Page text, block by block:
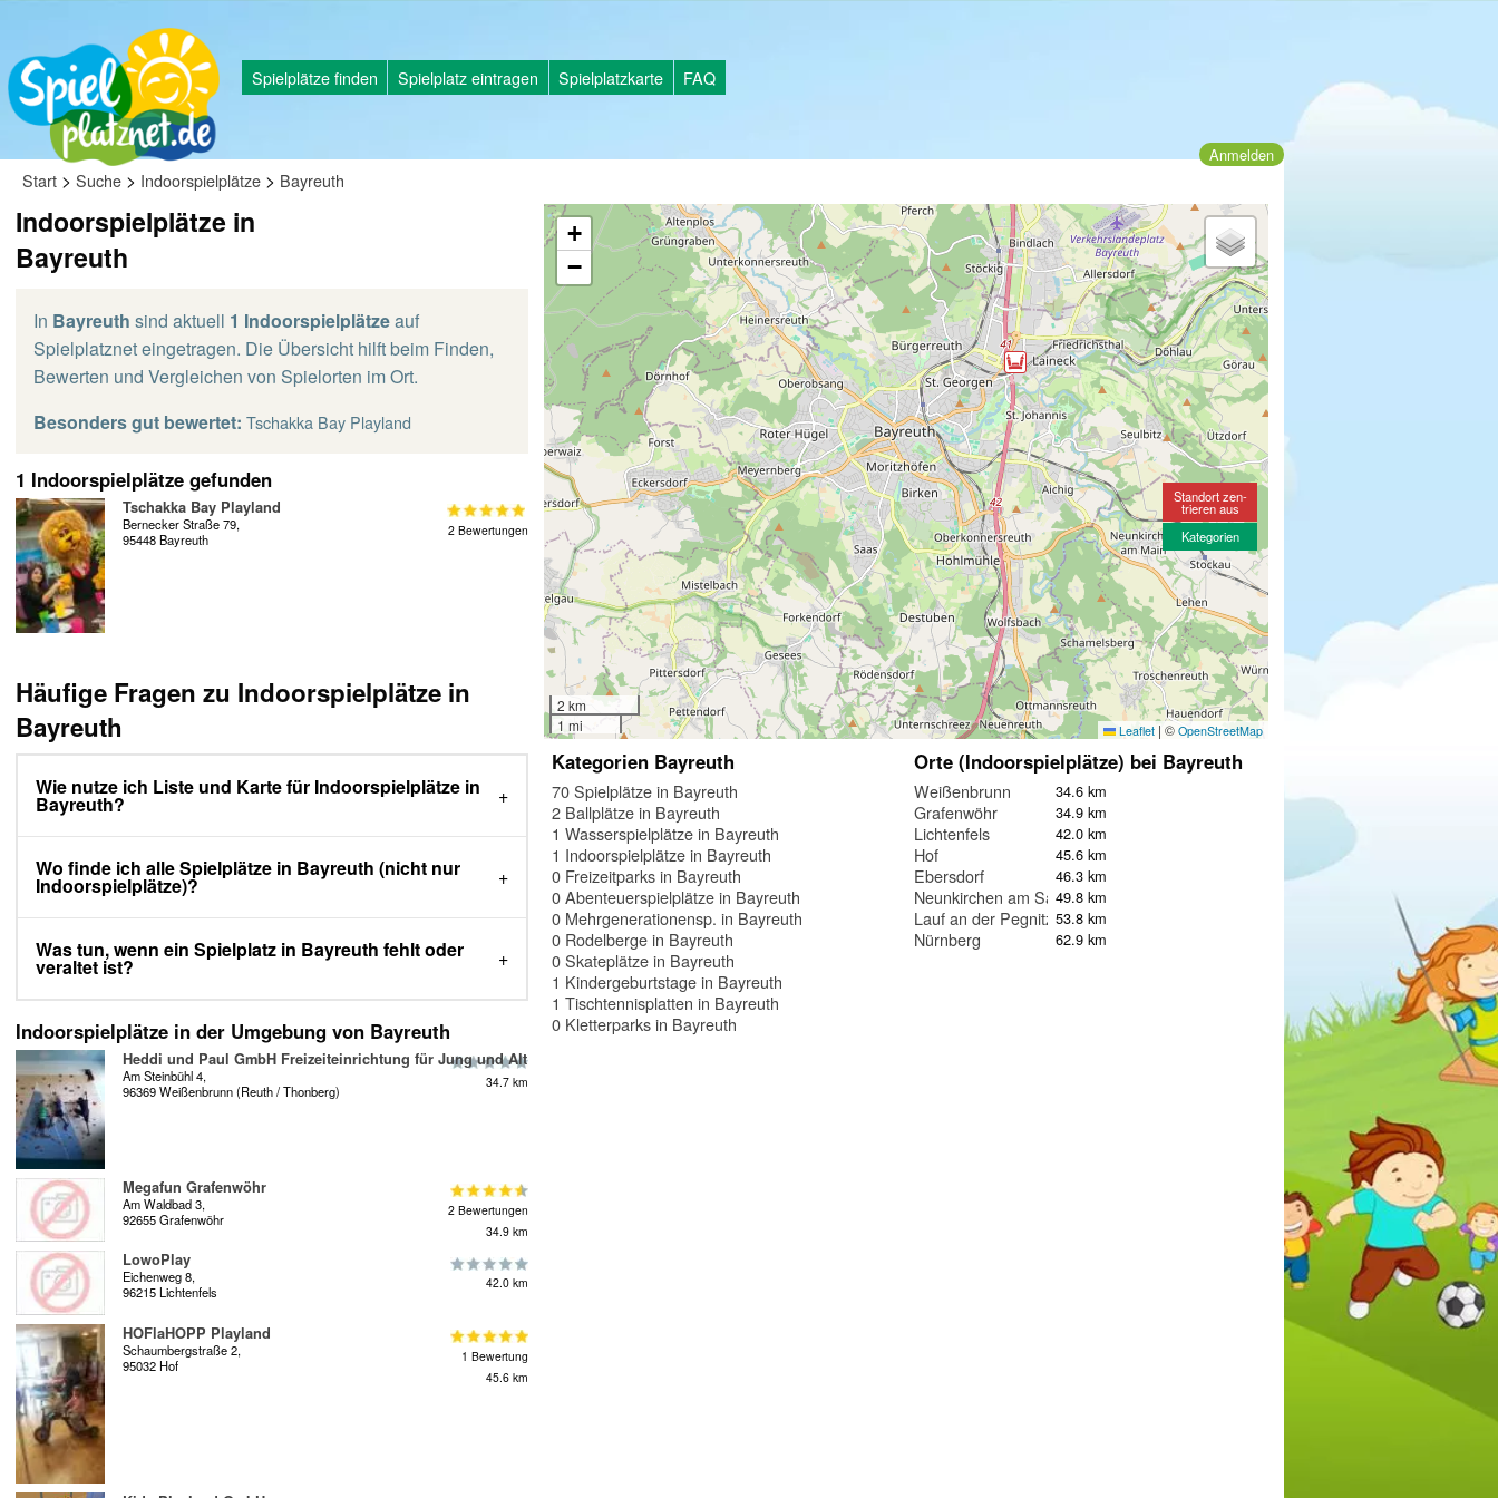
Spielplätze finden Spielplatz eintragen Spielplatzkarte FAQ
Anmelden
Start > Suche > Indoorspielplätze > Bayreuth
Indoorspielplätze in
Bayreuth
In Bayreuth sind aktuell 1 Indoorspielplätzeauf
Spielplatznet eingetragen. Die Übersicht hilft beim Finden,
Bewerten und Vergleichen von Spielorten im Ort.
Besonders gut bewertet: Tschakka Bay Playland
1 Indoorspielplätze gefunden
Tschakka Bay Playland
Bernecker Straße 79,
95448 Bayreuth
2 Bewertungen
Häufige Fragen zu Indoorspielplätze in
Bayreuth
Wie nutze ich Liste und Karte für Indoorspielplätze in
Bayreuth?
Wo finde ich alle Spielplätze in Bayreuth (nicht nur
Indoorspielplätze)?
Was tun, wenn ein Spielplatz in Bayreuth fehlt oder
veraltet ist?
Indoorspielplätze in der Umgebung von Bayreuth
Heddi und Paul GmbH Freizeiteinrichtung für Jung und Alt
Am Steinbühl 4,
96369 Weißenbrunn (Reuth / Thonberg)
34.7 km
Megafun Grafenwöhr
Am Waldbad 3,
92655 Grafenwöhr
2 Bewertungen
34.9 km
LowoPlay
Eichenweg 8,
96215 Lichtenfels
42.0 km
HOFlaHOPP Playland
Schaumbergstraße 2,
95032 Hof
1 Bewertung
45.6 km
+
−
2 km
1 mi
Leaflet | © OpenStreetMap
Standort zen-
trieren aus
Kategorien
Kategorien Bayreuth
70 Spielplätze in Bayreuth
2 Ballplätze in Bayreuth
1 Wasserspielplätze in Bayreuth
1 Indoorspielplätze in Bayreuth
0 Freizeitparks in Bayreuth
0 Abenteuerspielplätze in Bayreuth
0 Mehrgenerationensp. in Bayreuth
0 Rodelberge in Bayreuth
0 Skateplätze in Bayreuth
1 Kindergeburtstage in Bayreuth
1 Tischtennisplatten in Bayreuth
0 Kletterparks in Bayreuth
Orte (Indoorspielplätze) bei Bayreuth
Weißenbrunn 34.6 km
Grafenwöhr 34.9 km
Lichtenfels 42.0 km
Hof 45.6 km
Ebersdorf 46.3 km
Neunkirchen am Sand49.8 km
Lauf an der Pegnitz 53.8 km
Nürnberg 62.9 km